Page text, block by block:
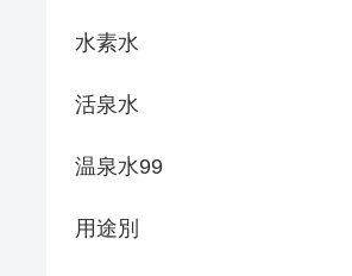
水素水
活泉水
温泉水99
用途別